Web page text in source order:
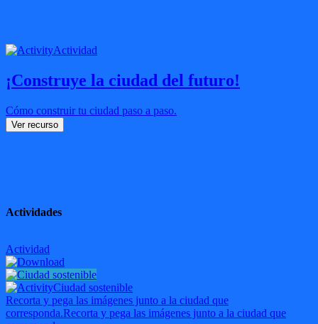
Actividad
¡Construye la ciudad del futuro!
Cómo construir tu ciudad paso a paso.
Ver recurso
Actividades
Actividad
Ciudad sostenible
Recorta y pega las imágenes junto a la ciudad que
corresponda.Recorta y pega las imágenes junto a la ciudad que